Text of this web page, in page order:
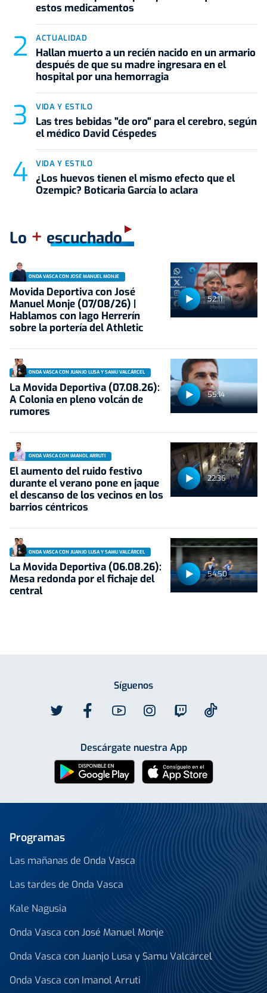
estos medicamentos
ACTUALIDAD
Hallan muerto a un recién nacido en un armario
después de que su madre ingresara en el
hospital por una hemorragia
VIDA Y ESTILO
Las tres bebidas "de oro" para el cerebro, según
el médico David Céspedes
VIDA Y ESTILO
¿Los huevos tienen el mismo efecto que el
Ozempic? Boticaria García lo aclara
Lo + escuchado
52:11
ONDA VASCA CON JOSÉ MANUEL MONJE
Movida Deportiva con José
Manuel Monje (07/08/26) |
Hablamos con Iago Herrerín
sobre la portería del Athletic
55:14
ONDA VASCA CON JUANJO LUSA Y SAMU VALCÁRCEL
La Movida Deportiva (07.08.26):
A Colonia en pleno volcán de
rumores
22:36
ONDA VASCA CON IMANOL ARRUTI
El aumento del ruido festivo
durante el verano pone en jaque
el descanso de los vecinos en los
barrios céntricos
54:50
ONDA VASCA CON JUANJO LUSA Y SAMU VALCÁRCEL
La Movida Deportiva (06.08.26):
Mesa redonda por el fichaje del
central
Síguenos
Descárgate nuestra App
Programas
Las mañanas de Onda Vasca
Las tardes de Onda Vasca
Kale Nagusia
Onda Vasca con José Manuel Monje
Onda Vasca con Juanjo Lusa y Samu Valcárcel
Onda Vasca con Imanol Arruti